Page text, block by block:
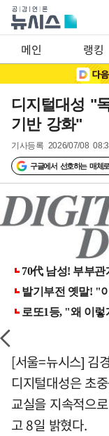
메인 랭킹
디지털대성 "
기반 강화"
기사등록 2026/07/08
구글에서 선호하는 매체
[서울=뉴시스] 김
디지털대성은 초
교실을 지속적으
고 8일 밝혔다.